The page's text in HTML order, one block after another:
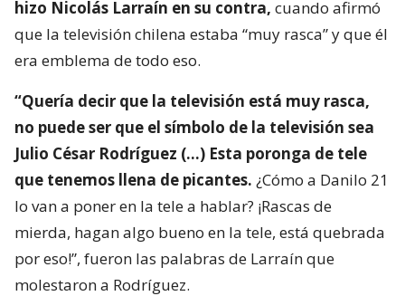
hizo Nicolás Larraín en su contra, cuando afirmó
que la televisión chilena estaba “muy rasca” y que él
era emblema de todo eso.
“Quería decir que la televisión está muy rasca,
no puede ser que el símbolo de la televisión sea
Julio César Rodríguez (…) Esta poronga de tele
que tenemos llena de picantes. ¿Cómo a Danilo 21
lo van a poner en la tele a hablar? ¡Rascas de
mierda, hagan algo bueno en la tele, está quebrada
por eso!”, fueron las palabras de Larraín que
molestaron a Rodríguez.